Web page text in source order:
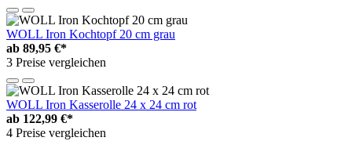
WOLL Iron Kochtopf 20 cm grau
ab 89,95 €*
3 Preise vergleichen
WOLL Iron Kasserolle 24 x 24 cm rot
ab 122,99 €*
4 Preise vergleichen